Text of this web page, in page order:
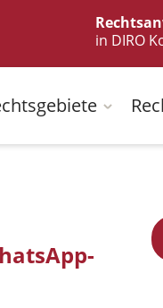
in DIRO